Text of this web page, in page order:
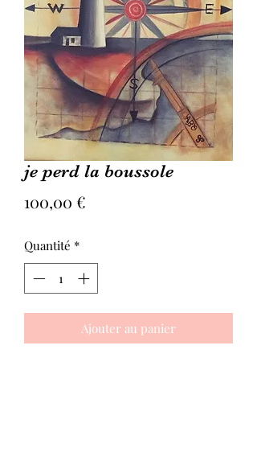
je perd la boussole
100,00 €
Quantité *
Ajouter au panier